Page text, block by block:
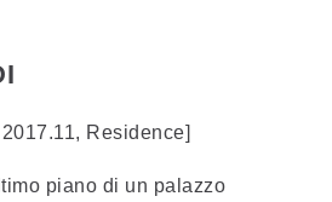
Residence]
piano di un palazzo